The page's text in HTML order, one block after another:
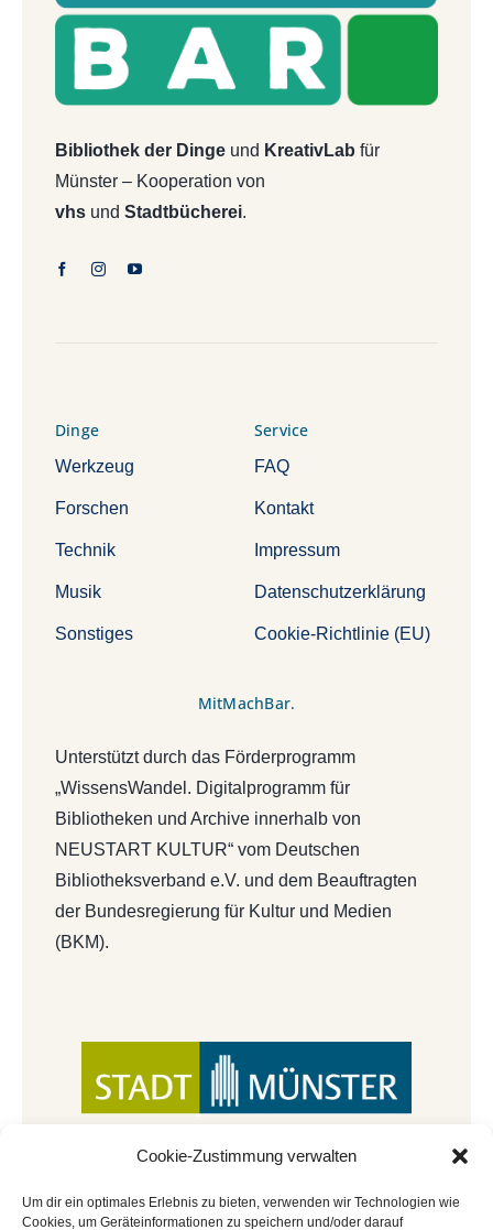
Cookie-Zustimmung verwalten
Um dir ein optimales Erlebnis zu bieten, verwenden wir Technologien wie
Cookies, um Geräteinformationen zu speichern und/oder darauf
Bibliothek der Dingeund KreativLab für
Münster – Kooperation von
vhsund Stadtbücherei.
Dinge
Werkzeug
Forschen
Technik
Musik
Sonstiges
Service
FAQ
Kontakt
Impressum
Datenschutzerklärung
Cookie-Richtlinie (EU)
MitMachBar.
Unterstützt durch das Förderprogramm
„WissensWandel. Digitalprogramm für
Bibliotheken und Archive innerhalb von
NEUSTART KULTUR“ vom Deutschen
Bibliotheksverband e.V. und dem Beauftragten
der Bundesregierung für Kultur und Medien
(BKM).